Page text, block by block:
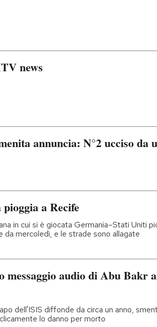
news
annuncia: N°2 ucciso da
a Recife
in cui si è giocata Germania–Stati Uniti
da mercoledì, e le strade sono allagate
messaggio audio di Abu Bakr
dell'ISIS diffonde da circa un anno,
lo danno per morto